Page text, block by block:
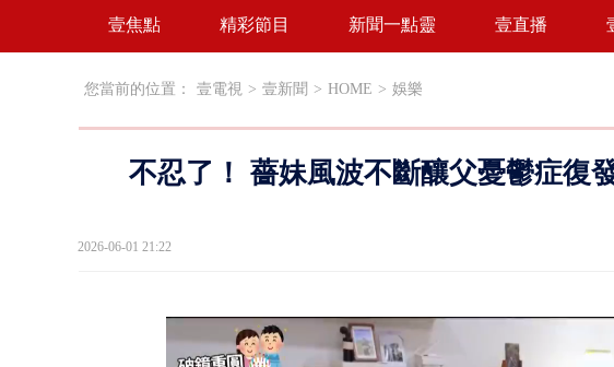
中颱白海豚周末影響最劇 中
狠詐慈濟「10.8億」 名律師聯
壹焦點 精彩節目 新聞一點靈 壹直播
您當前的位置： 壹電視 > 壹新聞 > HOME > 娛樂
不忍了！ 薔妹風波不斷釀父憂鬱症
2026-06-01 21:22